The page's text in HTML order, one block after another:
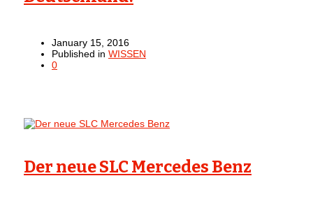
January 15, 2016
Published in WISSEN
0
Der neue SLC Mercedes Benz